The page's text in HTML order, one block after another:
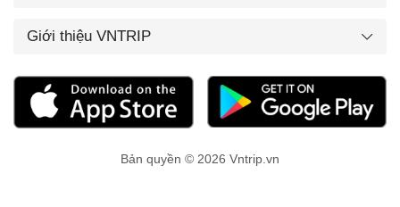
Giới thiệu VNTRIP
Bản quyền © 2026 Vntrip.vn